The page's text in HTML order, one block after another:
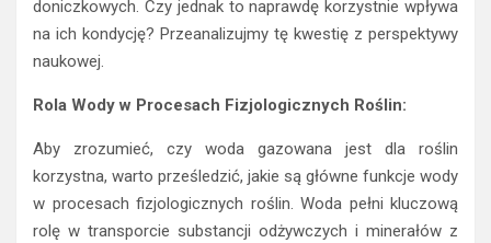
doniczkowych. Czy jednak to naprawdę korzystnie wpływa
na ich kondycję? Przeanalizujmy tę kwestię z perspektywy
naukowej.
Rola Wody w Procesach Fizjologicznych Roślin:
Aby zrozumieć, czy woda gazowana jest dla roślin
korzystna, warto prześledzić, jakie są główne funkcje wody
w procesach fizjologicznych roślin. Woda pełni kluczową
rolę w transporcie substancji odżywczych i minerałów z